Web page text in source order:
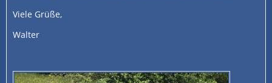
Viele Grüße,
Walter